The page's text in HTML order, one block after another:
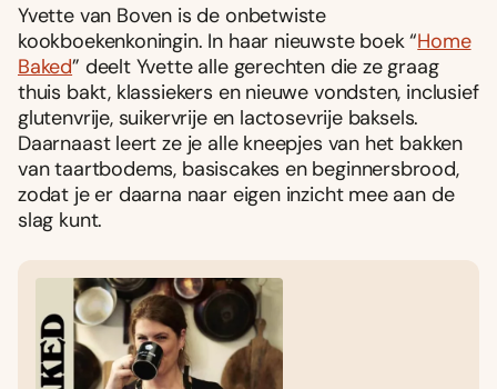
Yvette van Boven is de onbetwiste
kookboekenkoningin. In haar nieuwste boek “Home
Baked” deelt Yvette alle gerechten die ze graag
thuis bakt, klassiekers en nieuwe vondsten, inclusief
glutenvrije, suikervrije en lactosevrije baksels.
Daarnaast leert ze je alle kneepjes van het bakken
van taartbodems, basiscakes en beginnersbrood,
zodat je er daarna naar eigen inzicht mee aan de
slag kunt.